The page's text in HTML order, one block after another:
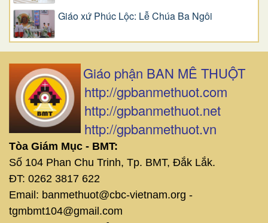
Giáo xứ Phúc Lộc: Lễ Chúa Ba Ngôi
Giáo phận BAN MÊ THUỘT
http://gpbanmethuot.com
http://gpbanmethuot.net
http://gpbanmethuot.vn
Tòa Giám Mục - BMT:
Số 104 Phan Chu Trinh, Tp. BMT, Đắk Lắk.
ĐT: 0262 3817 622
Email: banmethuot@cbc-vietnam.org -
tgmbmt104@gmail.com